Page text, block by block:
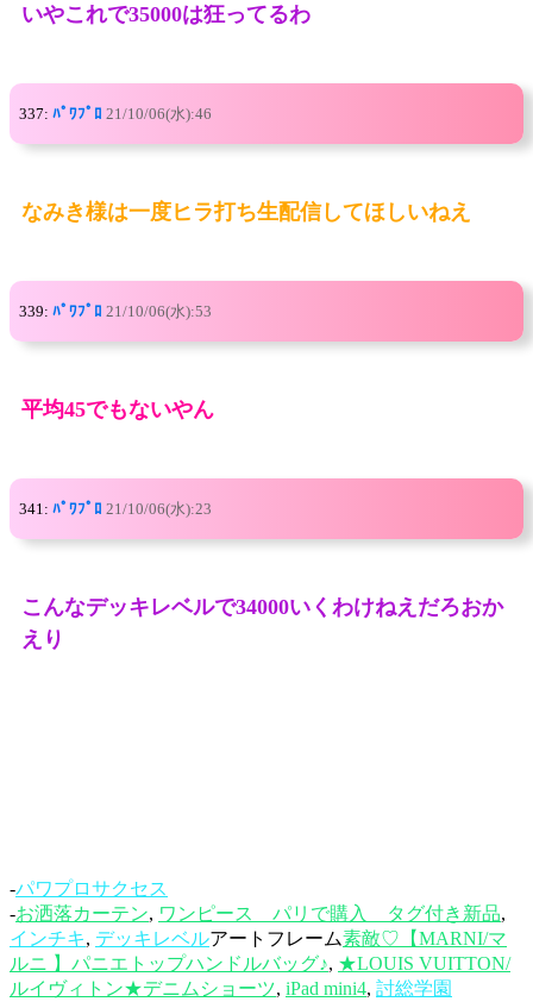
いやこれで35000は狂ってるわ
337: ﾊﾟﾜﾌﾟﾛ 21/10/06(水):46
なみき様は一度ヒラ打ち生配信してほしいねえ
339: ﾊﾟﾜﾌﾟﾛ 21/10/06(水):53
平均45でもないやん
341: ﾊﾟﾜﾌﾟﾛ 21/10/06(水):23
こんなデッキレベルで34000いくわけねえだろおか
えり
-パワプロサクセス
-お洒落カーテン, ワンピース パリで購入 タグ付き新品,
インチキ, デッキレベルアートフレーム素敵♡【MARNI/マ
ルニ 】パニエトップハンドルバッグ♪, ★LOUIS VUITTON/
ルイヴィトン★デニムショーツ, iPad mini4, 討総学園